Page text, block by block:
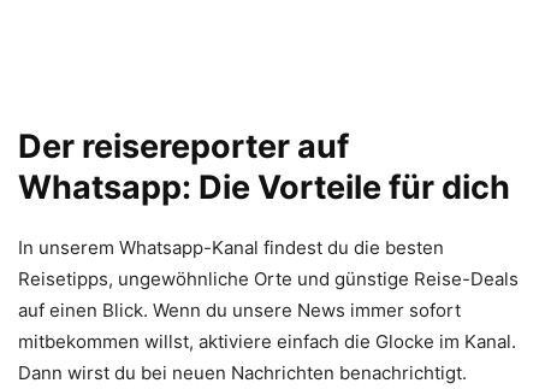
Der reisereporter auf
Whatsapp: Die Vorteile für dich
In unserem Whatsapp-Kanal findest du die besten
Reisetipps, ungewöhnliche Orte und günstige Reise-Deals
auf einen Blick. Wenn du unsere News immer sofort
mitbekommen willst, aktiviere einfach die Glocke im Kanal.
Dann wirst du bei neuen Nachrichten benachrichtigt.